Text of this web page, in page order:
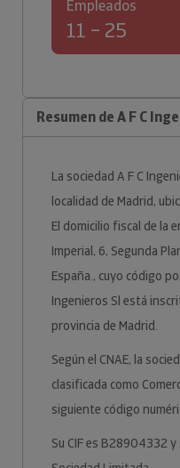
Empleados
11 – 25
Resumen de A F C
La sociedad A F C
localidad de Madrid,
El domicilio fiscal de la
Imperial, 6, Segunda
España., cuyo código
Ingenieros Sl está
provincia de Madrid.
Según el CNAE, la
clasificada como
siguiente código
Su CIF es B28904332